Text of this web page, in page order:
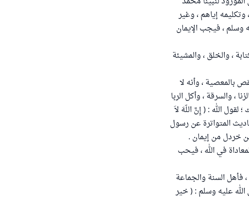
وتكليمه إياهم ، وغير
وسلم ، فيجب الإيمان
، والخلق ، والمشيئة
بالمعصية ، وأنه لا
، والسرقة ، وأكل الربا
الله : ( إِنَّ اللّهَ لاَ
النساء/ 48 ، وما ثبت في الأحاديث المتواترة عن رسول
خردل من إيمان .
في الله ، فيحب
السنة والجماعة
الله عليه وسلم : ( خير